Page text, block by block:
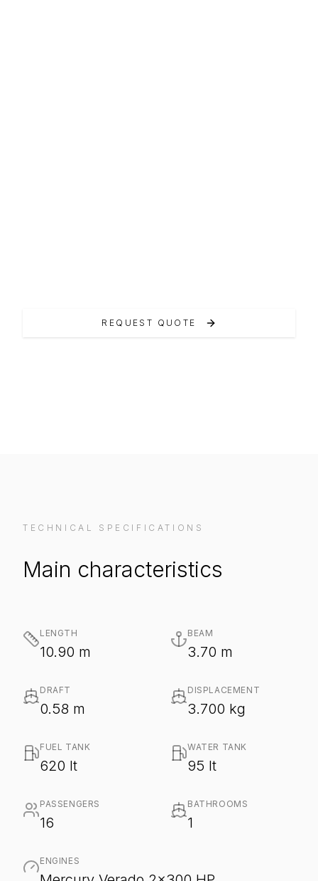
REQUEST QUOTE
TECHNICAL SPECIFICATIONS
Main characteristics
LENGTH
10.90 m
BEAM
3.70 m
DRAFT
0.58 m
DISPLACEMENT
3.700 kg
FUEL TANK
620 lt
WATER TANK
95 lt
PASSENGERS
16
BATHROOMS
1
ENGINES